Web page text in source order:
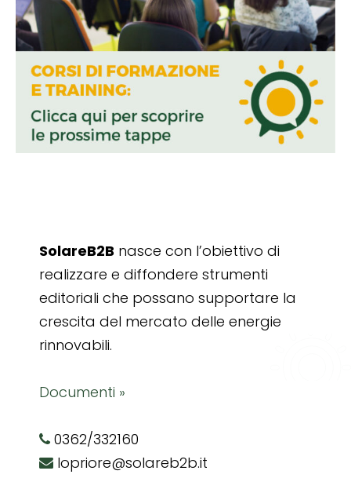
SolareB2B nasce con l’obiettivo di
realizzare e diffondere strumenti
editoriali che possano supportare la
crescita del mercato delle energie
rinnovabili.
Documenti »
0362/332160
lopriore@solareb2b.it